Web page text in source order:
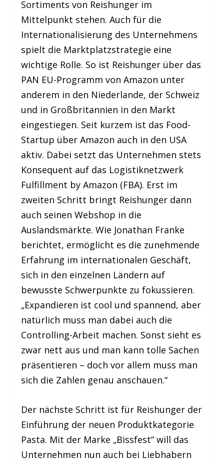
Sortiments von Reishunger im
Mittelpunkt stehen. Auch für die
Internationalisierung des Unternehmens
spielt die Marktplatzstrategie eine
wichtige Rolle. So ist Reishunger über das
PAN EU-Programm von Amazon unter
anderem in den Niederlande, der Schweiz
und in Großbritannien in den Markt
eingestiegen. Seit kurzem ist das Food-
Startup über Amazon auch in den USA
aktiv. Dabei setzt das Unternehmen stets
Konsequent auf das Logistiknetzwerk
Fulfillment by Amazon (FBA). Erst im
zweiten Schritt bringt Reishunger dann
auch seinen Webshop in die
Auslandsmärkte. Wie Jonathan Franke
berichtet, ermöglicht es die zunehmende
Erfahrung im internationalen Geschäft,
sich in den einzelnen Ländern auf
bewusste Schwerpunkte zu fokussieren.
„Expandieren ist cool und spannend, aber
natürlich muss man dabei auch die
Controlling-Arbeit machen. Sonst sieht es
zwar nett aus und man kann tolle Sachen
präsentieren – doch vor allem muss man
sich die Zahlen genau anschauen.“
Der nächste Schritt ist für Reishunger der
Einführung der neuen Produktkategorie
Pasta. Mit der Marke „Bissfest“ will das
Unternehmen nun auch bei Liebhabern